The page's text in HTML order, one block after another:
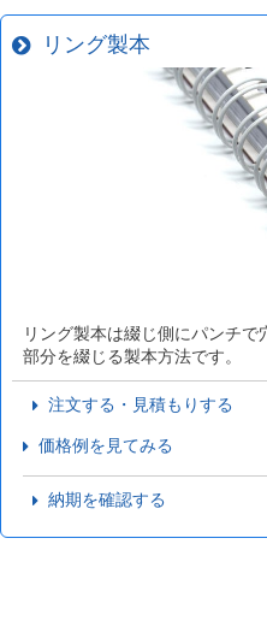
リング製本
リング製本は綴じ側にパンチ
部分を綴じる製本方法です。
注文する・見積もりする
価格例を見てみる
納期を確認する